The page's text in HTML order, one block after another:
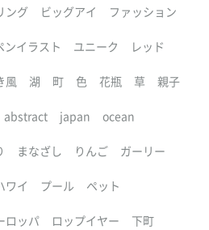
ング ビッグアイ ファッション
ンイラスト ユニーク レッド
風 湖 町 色 花瓶 草 親子
abstract japan ocean
まなざし りんご ガーリー
ワイ プール ペット
ロッパ ロップイヤー 下町